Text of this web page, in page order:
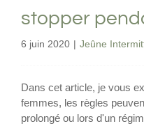
stopper
6 juin 2020 | Jeûne
Dans cet article, je vous
femmes, les règles
prolongé ou lors d'un